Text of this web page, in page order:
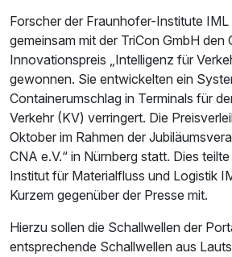
Forscher der Fraunhofer-Institute
gemeinsam mit der TriCon GmbH den
Innovationspreis „Intelligenz für
gewonnen. Sie entwickelten ein
Containerumschlag in Terminals für
Verkehr (KV) verringert. Die
Oktober im Rahmen der
CNA e.V.“ in Nürnberg statt. Dies
Institut für Materialfluss und Logistik
Kurzem gegenüber der Presse mit.
Hierzu sollen die Schallwellen der
entsprechende Schallwellen aus